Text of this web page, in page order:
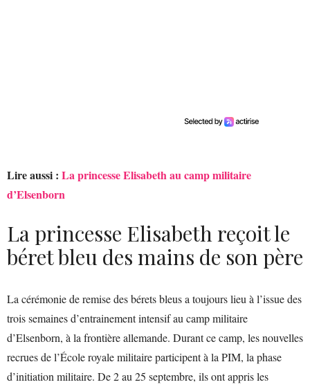
Lire aussi : La princesse Elisabeth au camp militaire
d’Elsenborn
La princesse Elisabeth reçoit le
béret bleu des mains de son père
La cérémonie de remise des bérets bleus a toujours lieu à l’issue des
trois semaines d’entrainement intensif au camp militaire
d’Elsenborn, à la frontière allemande. Durant ce camp, les nouvelles
recrues de l’École royale militaire participent à la PIM, la phase
d’initiation militaire. De 2 au 25 septembre, ils ont appris les